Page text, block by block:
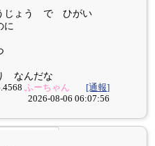
じょう で ひがい
なんだな
ふーちゃん
[通報]
2026-08-06 06:07:56